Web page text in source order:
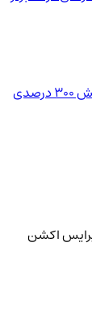
آرژانتین به نیمه‌نهایی رسید؛ توکن ARG با جهش ۳۰۰ درصدی
اکشن